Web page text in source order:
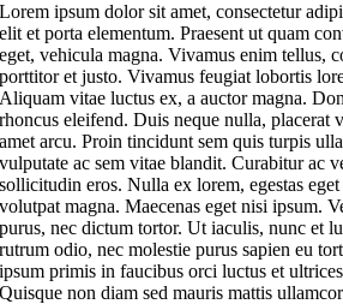
Lorem ipsum dolor sit amet, consectetur
elit et porta elementum. Praesent ut quam
eget, vehicula magna. Vivamus enim tellus,
porttitor et justo. Vivamus feugiat lobortis
Aliquam vitae luctus ex, a auctor magna.
rhoncus eleifend. Duis neque nulla, placerat
amet arcu. Proin tincidunt sem quis turpis
vulputate ac sem vitae blandit. Curabitur ac
sollicitudin eros. Nulla ex lorem, egestas
volutpat magna. Maecenas eget nisi ipsum.
purus, nec dictum tortor. Ut iaculis, nunc et
rutrum odio, nec molestie purus sapien eu
ipsum primis in faucibus orci luctus et
Quisque non diam sed mauris mattis